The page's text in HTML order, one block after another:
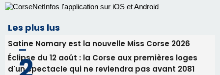
Les plus lus
Satine Nomary est la nouvelle Miss Corse 2026
Éclipse du 12 août : la Corse aux premières loges
d'un spectacle qui ne reviendra pas avant 2081